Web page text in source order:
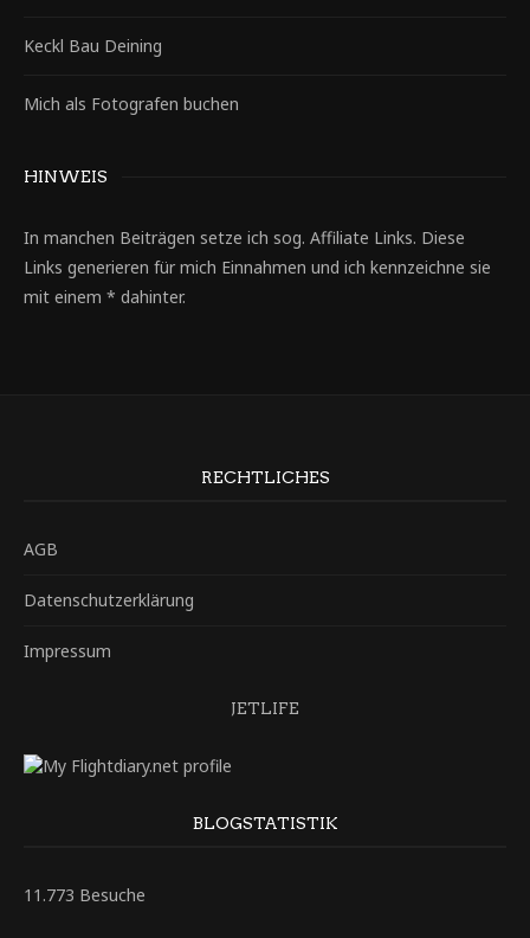
Keckl Bau Deining
Mich als Fotografen buchen
HINWEIS
In manchen Beiträgen setze ich sog. Affiliate Links. Diese
Links generieren für mich Einnahmen und ich kennzeichne sie
mit einem * dahinter.
RECHTLICHES
AGB
Datenschutzerklärung
Impressum
JETLIFE
BLOGSTATISTIK
11.773 Besuche